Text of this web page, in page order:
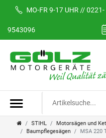
MO-FR 9-17 UHR // 0221-
9543096
STIHL Motorsägen und
Baumpflegesägen
MSA 220